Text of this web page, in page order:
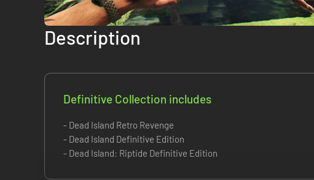
Description
Definitive Collection includes
- Dead Island Retro Revenge
- Dead Island Definitive Edition
- Dead Island: Riptide Definitive Edition